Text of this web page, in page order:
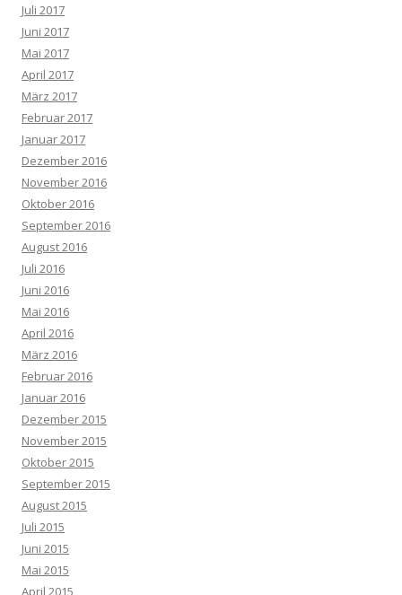
Juli 2017
Juni 2017
Mai 2017
April 2017
März 2017
Februar 2017
Januar 2017
Dezember 2016
November 2016
Oktober 2016
September 2016
August 2016
Juli 2016
Juni 2016
Mai 2016
April 2016
März 2016
Februar 2016
Januar 2016
Dezember 2015
November 2015
Oktober 2015
September 2015
August 2015
Juli 2015
Juni 2015
Mai 2015
April 2015